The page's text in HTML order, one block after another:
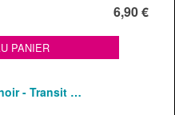
6,90 €
PANIER
- Transit …